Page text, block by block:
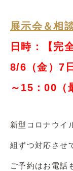
展示会＆相
日時：【完
8/6（金）7
～15：00（
新型コロナウイ
組ずつ対応させ
ご予約はお電話